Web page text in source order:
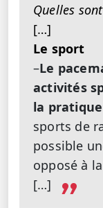
Quelles
[…]
Le sport
–Le
activités
la
sports de
possible
opposé à
[…]